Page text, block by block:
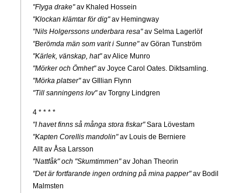
"Flyga drake"av Khaled Hossein
"Klockan klämtar för dig"av Hemingway
"Nils Holgerssons underbara resa"av Selma Lagerlöf
"Berömda män som varit i Sunne"av Göran Tunström
"Kärlek, vänskap, hat"av Alice Munro
"Mörker och Ömhet"av Joyce Carol Oates. Diktsamling.
"Mörka platser"av GIllian Flynn
"Till sanningens lov"av Torgny Lindgren
4 * * * *
"I havet finns så många stora fiskar"Sara Lövestam
"Kapten Corellis mandolin"av Louis de Berniere
Allt av Åsa Larsson
"Nattfåk" och "Skumtimmen"av Johan Theorin
"Det är fortfarande ingen ordning på mina papper"av Bodil
Malmsten